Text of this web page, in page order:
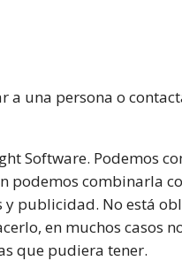
a una persona o
Software. Podemos
podemos combinarla
publicidad. No está
en muchos casos
que pudiera tener.